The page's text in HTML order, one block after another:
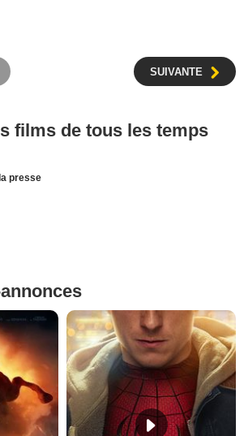
SUIVANTE
films de tous les temps
presse